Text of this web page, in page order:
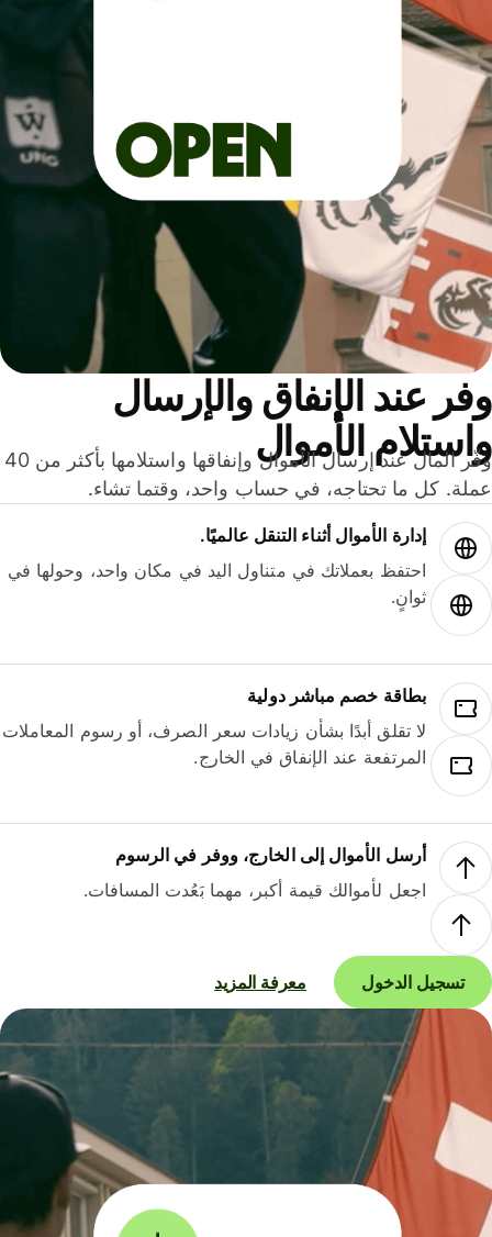
عند الإنفاق والإرسال
الأموال
وفّر المال عند إرسال الأموال وإنفاقها واستلامها بأكثر من 40
كل ما تحتاجه، في حساب واحد، وقتما تشاء.
إدارة الأموال أثناء التنقل عالميًا.
احتفظ بعملاتك في متناول اليد في مكان واحد، وحولها في
ثوانٍ.
بطاقة خصم مباشر دولية
لا تقلق أبدًا بشأن زيادات سعر الصرف، أو رسوم المعاملات
المرتفعة عند الإنفاق في الخارج.
أرسل الأموال إلى الخارج، ووفر في الرسوم
اجعل لأموالك قيمة أكبر، مهما بَعُدت المسافات.
تسجيل الدخول معرفة المزيد